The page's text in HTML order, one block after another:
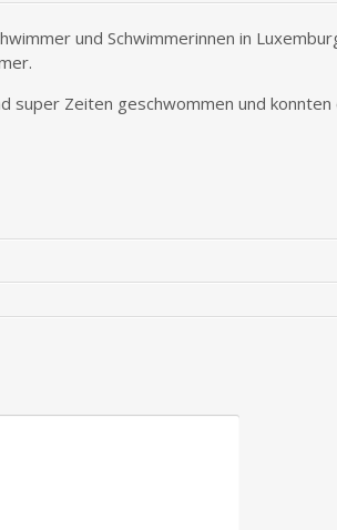
und Schwimmerinnen in
super Zeiten geschwommen und